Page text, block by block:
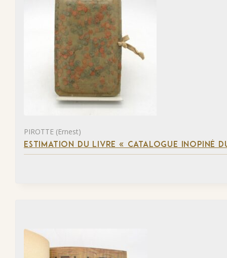
PIROTTE (Ernest)
ESTIMATION DU LIVRE « CATALOGUE INOPINÉ